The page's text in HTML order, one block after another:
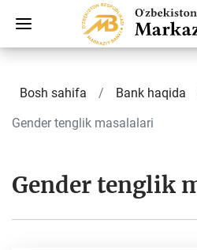
Bosh sahifa
Bank haqida
Gender tenglik masalalari
Gender tenglik